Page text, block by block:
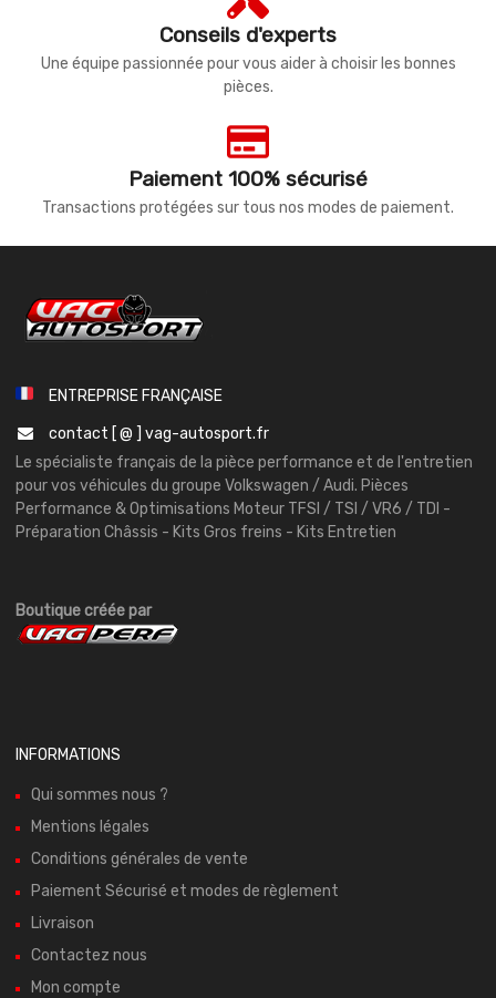
Conseils d'experts
Une équipe passionnée pour vous aider à choisir les bonnes
pièces.
Paiement 100% sécurisé
Transactions protégées sur tous nos modes de paiement.
ENTREPRISE FRANÇAISE
contact [ @ ] vag-autosport.fr
Le spécialiste français de la pièce performance et de l'entretien
pour vos véhicules du groupe Volkswagen / Audi. Pièces
Performance & Optimisations Moteur TFSI / TSI / VR6 / TDI -
Préparation Châssis - Kits Gros freins - Kits Entretien
Boutique créée par
INFORMATIONS
Qui sommes nous ?
Mentions légales
Conditions générales de vente
Paiement Sécurisé et modes de règlement
Livraison
Contactez nous
Mon compte